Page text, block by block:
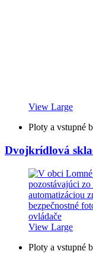
View Large
Ploty a vstupné
Dvojkrídlová
View Large
Ploty a vstupné